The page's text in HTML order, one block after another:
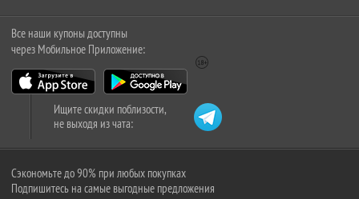
Все наши купоны доступны
через Мобильное Приложение:
Ищите скидки поблизости,
не выходя из чата:
Сэкономьте до 90% при любых покупках
Подпишитесь на самые выгодные предложения